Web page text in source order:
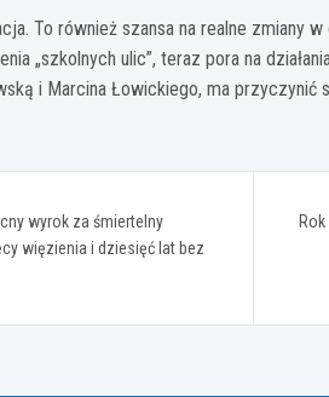
To również szansa na realne zmiany
„szkolnych ulic”, teraz pora na
i Marcina Łowickiego, ma
wyrok za śmiertelny
więzienia i dziesięć lat bez